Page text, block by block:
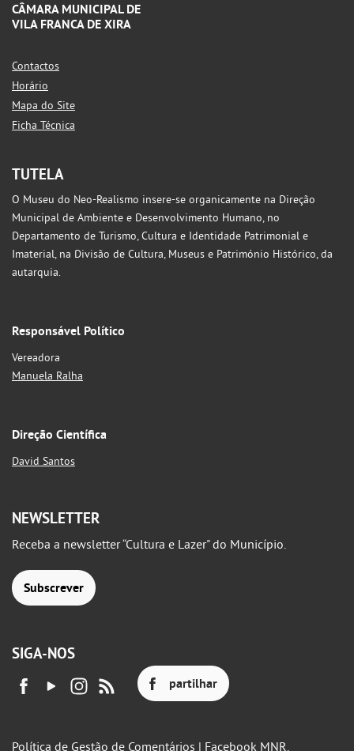
CÂMARA MUNICIPAL DE
VILA FRANCA DE XIRA
Contactos
Horário
Mapa do Site
Ficha Técnica
TUTELA
O Museu do Neo-Realismo insere-se organicamente na Direção
Municipal de Ambiente e Desenvolvimento Humano, no
Departamento de Turismo, Cultura e Identidade Patrimonial e
Imaterial, na Divisão de Cultura, Museus e Património Histórico, da
autarquia.
Responsável Político
Vereadora
Manuela Ralha
Direção Científica
David Santos
NEWSLETTER
Receba a newsletter “Cultura e Lazer" do Município.
Subscrever
SIGA-NOS
partilhar
Política de Gestão de Comentários | Facebook MNR.